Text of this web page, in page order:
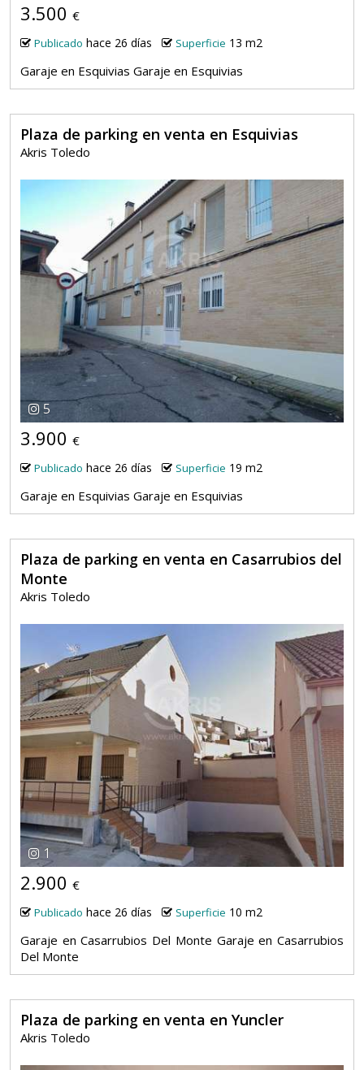
3.500 €
Publicado hace 26 días Superficie 13 m2
Garaje en Esquivias Garaje en Esquivias
Plaza de parking en venta en Esquivias
Akris Toledo
5
3.900 €
Publicado hace 26 días Superficie 19 m2
Garaje en Esquivias Garaje en Esquivias
Plaza de parking en venta en Casarrubios del
Monte
Akris Toledo
1
2.900 €
Publicado hace 26 días Superficie 10 m2
Garaje en Casarrubios Del Monte Garaje en Casarrubios
Del Monte
Plaza de parking en venta en Yuncler
Akris Toledo